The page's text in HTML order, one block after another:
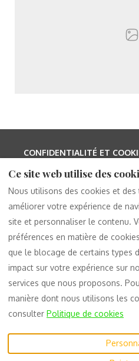
CONFIDENTIALITÉ ET
Formulaire DSAR
Français EUR
Calle a Santo Domingo,
Sámara, Provincia de
Guanacaste, Costa Rica
E-mail:
Ce site web utilise des
Nous utilisons des cookies et
améliorer votre expérience de
site et personnaliser le contenu.
préférences en matière de
que le blocage de certains types
impact sur votre expérience sur
services que nous proposons.
manière dont nous utilisons les
consulter Politique de cookies